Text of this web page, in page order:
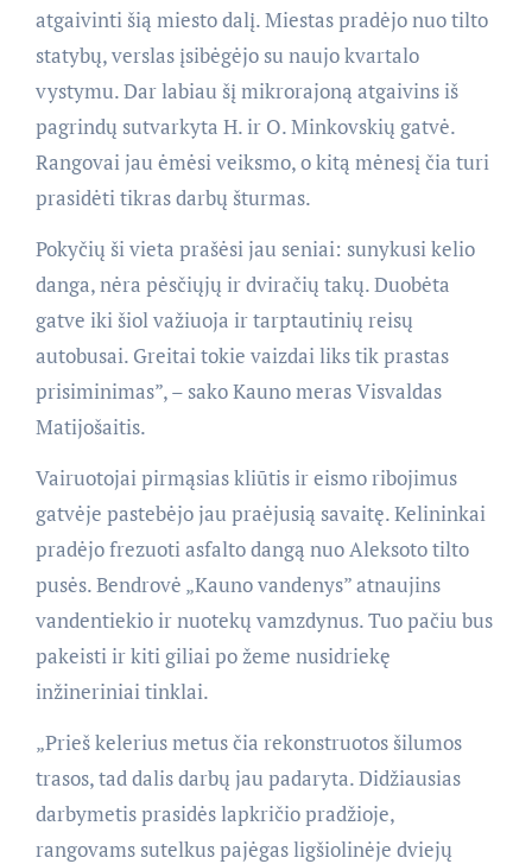
atgaivinti šią miesto dalį. Miestas pradėjo nuo tilto
statybų, verslas įsibėgėjo su naujo kvartalo
vystymu. Dar labiau šį mikrorajoną atgaivins iš
pagrindų sutvarkyta H. ir O. Minkovskių gatvė.
Rangovai jau ėmėsi veiksmo, o kitą mėnesį čia turi
prasidėti tikras darbų šturmas.
Pokyčių ši vieta prašėsi jau seniai: sunykusi kelio
danga, nėra pėsčiųjų ir dviračių takų. Duobėta
gatve iki šiol važiuoja ir tarptautinių reisų
autobusai. Greitai tokie vaizdai liks tik prastas
prisiminimas”, – sako Kauno meras Visvaldas
Matijošaitis.
Vairuotojai pirmąsias kliūtis ir eismo ribojimus
gatvėje pastebėjo jau praėjusią savaitę. Kelininkai
pradėjo frezuoti asfalto dangą nuo Aleksoto tilto
pusės. Bendrovė „Kauno vandenys” atnaujins
vandentiekio ir nuotekų vamzdynus. Tuo pačiu bus
pakeisti ir kiti giliai po žeme nusidriekę
inžineriniai tinklai.
„Prieš kelerius metus čia rekonstruotos šilumos
trasos, tad dalis darbų jau padaryta. Didžiausias
darbymetis prasidės lapkričio pradžioje,
rangovams sutelkus pajėgas ligšiolinėje dviejų